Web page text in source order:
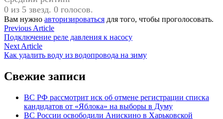
0 из 5 звезд. 0 голосов.
Вам нужно авторизироваться для того, чтобы проголосовать.
Навигация
по
записям
Previous ArticlePrevious
article:
Подключение реле давления к насосу
Next ArticleNext
article:
Как удалить воду из водопровода на зиму
Свежие записи
ВС РФ рассмотрит иск об отмене регистрации списка
кандидатов от «Яблока» на выборы в Думу
ВС России освободили Анискино в Харьковской